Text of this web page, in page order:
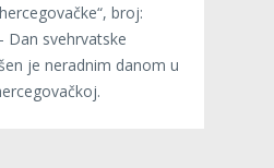
broj:
Dan svehrvatske
je neradnim danom u